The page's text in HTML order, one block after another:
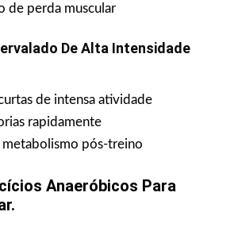
de perda muscular
De Alta Intensidade
de intensa atividade
rapidamente
pós-treino
Anaeróbicos Para